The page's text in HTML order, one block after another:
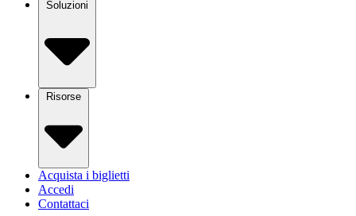
Acquista i biglietti
Accedi
Contattaci